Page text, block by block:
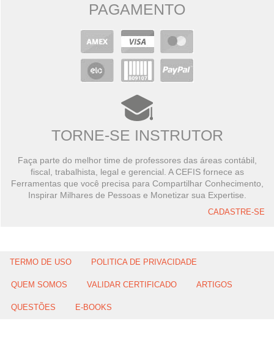
PAGAMENTO
TORNE-SE INSTRUTOR
Faça parte do melhor time de professores das áreas contábil,
fiscal, trabalhista, legal e gerencial. A CEFIS fornece as
Ferramentas que você precisa para Compartilhar Conhecimento,
Inspirar Milhares de Pessoas e Monetizar sua Expertise.
CADASTRE-SE
TERMO DE USO POLITICA DE PRIVACIDADE
QUEM SOMOS VALIDAR CERTIFICADO ARTIGOS
QUESTÕES E-BOOKS